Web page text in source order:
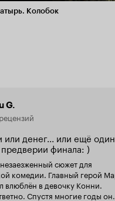
Колобок
G.
или денег... или ещё один
финала: )
сюжет для
Главный герой Марк
в девочку Конни.
Спустя многие годы он